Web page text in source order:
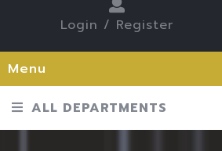
Login / Register
Menu
ALL DEPARTMENTS